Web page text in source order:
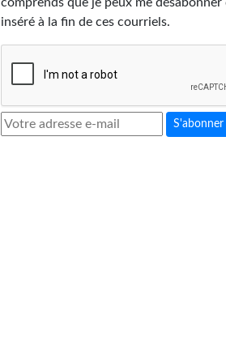
inséré à la fin de ces courriels.
S'abonner